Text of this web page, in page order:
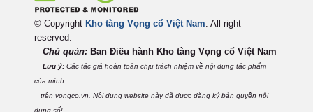
© Copyright Kho tàng Vọng cổ Việt Nam. All right
reserved.
Chủ quản: Ban Điều hành Kho tàng Vọng cổ Việt Nam
Lưu ý: Các tác giả hoàn toàn chịu trách nhiệm về nội dung tác phẩm
của mình
trên vongco.vn. Nội dung website này đã được đăng ký bản quyền nội